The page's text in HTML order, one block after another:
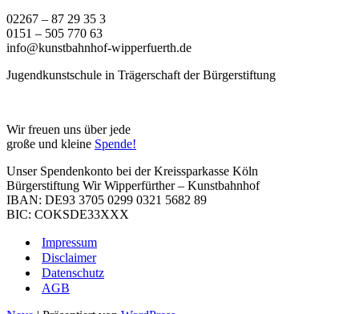
02267 – 87 29 35 3
0151 – 505 770 63
info@kunstbahnhof-wipperfuerth.de
Jugendkunstschule in Trägerschaft der Bürgerstiftung
Wir freuen uns über jede
große und kleine Spende!
Unser Spendenkonto bei der Kreissparkasse Köln
Bürgerstiftung Wir Wipperfürther – Kunstbahnhof
IBAN: DE93 3705 0299 0321 5682 89
BIC: COKSDE33XXX
Impressum
Disclaimer
Datenschutz
AGB